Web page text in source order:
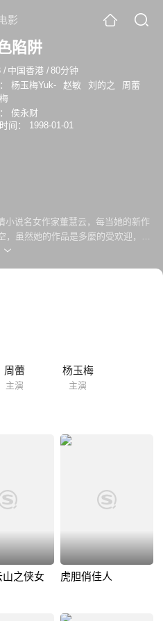
影
陷阱
/ 中国香港 /80分钟
杨玉梅Yuk- 赵敏 刘的之
周蕾
侯永财
间：
1998-01-01
小说名女作家董慧云，每当她的新作
虽然她的作品是多麼的受欢迎，可
甚至连出版商也只能透过电话里听其
突感兴趣，故翌日即出现一则徵求
周蕾
主演
杨玉梅
主演
山之侠女
虎胆俏佳人